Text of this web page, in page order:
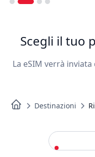
Scegli il tuo
La eSIM verrà
Destinazioni